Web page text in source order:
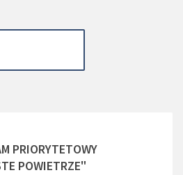
PRIORYTETOWY
POWIETRZE"